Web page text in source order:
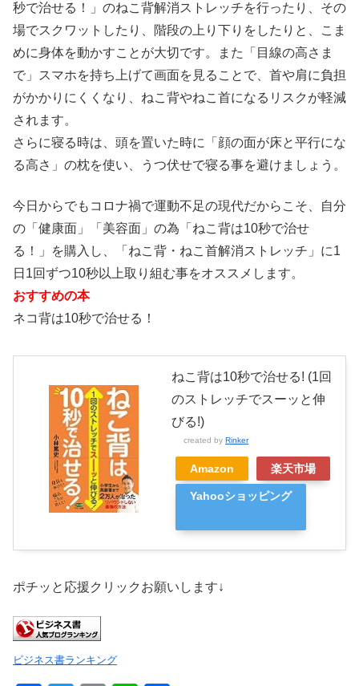
秒で治せる！」のねこ背解消ストレッチを行ったり、その
場でスクワットしたり、階段の上り下りをしたりと、こま
めに身体を動かすことが大切です。また「目線の高さま
で」スマホを持ち上げて画面を見ることで、首や肩に負担
がかかりにくくなり、ねこ背やねこ首になるリスクが軽減
されます。
さらに寝る時は、頭を置いた時に「顔の面が床と平行にな
る高さ」の枕を使い、うつ伏せで寝る事を避けましょう。
今日からでもコロナ禍で運動不足の現代だからこそ、自分
の「健康面」「美容面」の為「ねこ背は10秒で治せ
る！」を購入し、「ねこ背・ねこ首解消ストレッチ」に1
日1回ずつ10秒以上取り組む事をオススメします。
おすすめの本
ネコ背は10秒で治せる！
ねこ背は10秒で治せる! (1回
のストレッチでスーッと伸
びる!)
created by Rinker
Amazon 楽天市場
Yahooショッピング
ポチッと応援クリックお願いします↓
ビジネス書ランキング